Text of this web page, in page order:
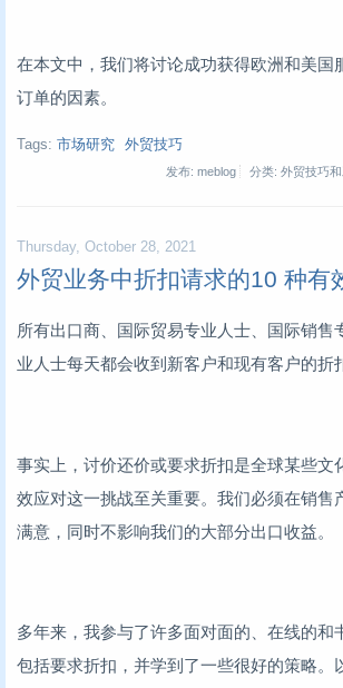
在本文中，我们将讨论成功获得欧洲和美国
订单的因素。
Tags: 市场研究 外贸技巧
发布: meblog 分类: 外贸技巧
Thursday, October 28, 2021
外贸业务中折扣请求的10 种有
所有出口商、国际贸易专业人士、国际销售
业人士每天都会收到新客户和现有客户的折
事实上，讨价还价或要求折扣是全球某些文
效应对这一挑战至关重要。我们必须在销售
满意，同时不影响我们的大部分出口收益。
多年来，我参与了许多面对面的、在线的和
包括要求折扣，并学到了一些很好的策略。